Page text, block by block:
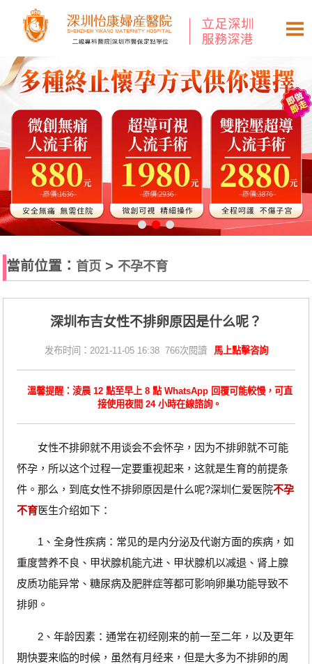
當前位置： 首页 > 不孕不育
深圳布吉女性不排卵原因是什么呢？
发布时间：2021-11-05 16:38 766次閱讀 馬上點擊咨詢
溫馨提醒：淩晨 12 點至早上 8 點 WhatsApp 回覆可能較慢，可直
接使用夜間 24 小時在線諮詢。
女性不排卵就不用谈会不会怀孕，因为不排卵就不可能
怀孕，所以这个过程一定要重视起来，这就是生育的前提条
件。那么，到底女性不排卵原因是什么呢?深圳仁爱医院不孕
不育医生介绍如下：
1、全身性疾病：常见的是内分泌及代谢方面的疾病，如
重度营养不良、甲状腺机能亢进、甲状腺机以减退、肾上腺
皮质功能异常、糖尿病及肥胖症等都可影响卵巢功能导致不
排卵。
2、年龄因素：通常在初经刚来的前一至二年，以及更年
期快要来临的时候，虽然有月经来，但是大多为不排卵的周